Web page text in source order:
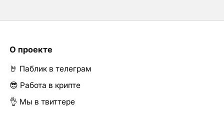
О проекте
🤘 Паблик в телеграм
😎 Работа в крипте
👌 Мы в твиттере